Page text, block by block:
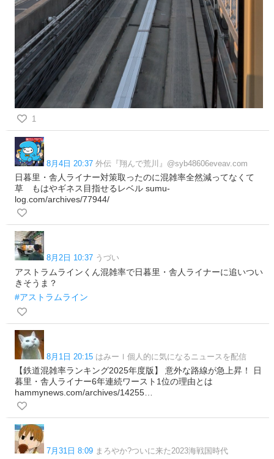
1
8月4日 20:37 外伝『翔んで荒川』@syb48606eveav.com
日暮里・舎人ライナー対策取ったのに混雑率全然減ってなくて
草 もはやギネス目指せるレベル sumu-
log.com/archives/77944/
8月2日 10:37 うづい
アストラムラインくん混雑率で日暮里・舎人ライナーに追いつい
きそうま？
#アストラムライン
8月1日 20:15 はみーｌ個人的に気になるニュースを配信
【鉄道混雑率ランキング2025年度版】 意外な路線が急上昇！ 日
暮里・舎人ライナー6年連続ワースト1位の理由とは
hammynews.com/archives/14255…
7月31日 8:09 まろやか?ついに来た2023海戦国時代